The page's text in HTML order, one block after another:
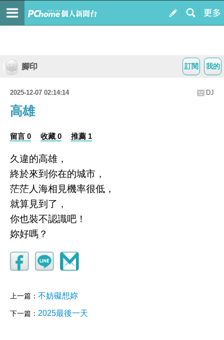
我的
訂閱
腳印
2025-12-07 02:14:14 DJ
高雄
留言 0 收藏 0 推薦 1
久違的高雄，
終於來到你在的城市，
茫茫人海相見機率很低，
就算見到了，
你也裝不認識吧！
妳好嗎？
上一篇： 不妨礙想妳
下一篇： 2025最後一天